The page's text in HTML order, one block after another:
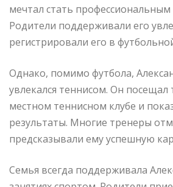
мечтал стать
Родители поддерживали его
регистрировали его в
Однако, помимо футбола,
увлекался теннисом. Он посещал
местном теннисном клубе и
результаты. Многие тренеры
предсказывали ему успешную
Семья всегда поддерживала